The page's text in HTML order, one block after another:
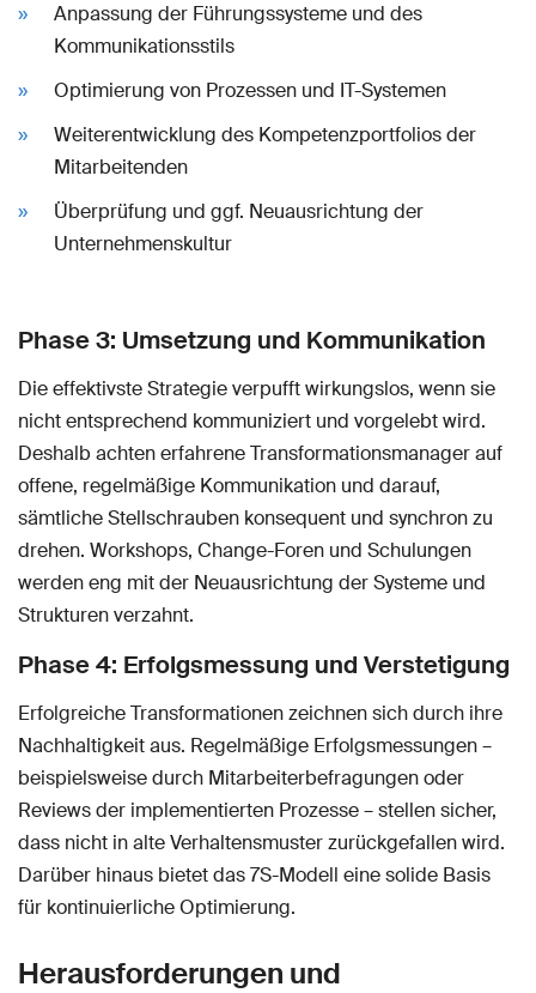
Anpassung der Führungssysteme und des
Kommunikationsstils
Optimierung von Prozessen und IT-Systemen
Weiterentwicklung des Kompetenzportfolios der
Mitarbeitenden
Überprüfung und ggf. Neuausrichtung der
Unternehmenskultur
Phase 3: Umsetzung und Kommunikation
Die effektivste Strategie verpufft wirkungslos, wenn sie
nicht entsprechend kommuniziert und vorgelebt wird.
Deshalb achten erfahrene Transformationsmanager auf
offene, regelmäßige Kommunikation und darauf,
sämtliche Stellschrauben konsequent und synchron zu
drehen. Workshops, Change-Foren und Schulungen
werden eng mit der Neuausrichtung der Systeme und
Strukturen verzahnt.
Phase 4: Erfolgsmessung und Verstetigung
Erfolgreiche Transformationen zeichnen sich durch ihre
Nachhaltigkeit aus. Regelmäßige Erfolgsmessungen –
beispielsweise durch Mitarbeiterbefragungen oder
Reviews der implementierten Prozesse – stellen sicher,
dass nicht in alte Verhaltensmuster zurückgefallen wird.
Darüber hinaus bietet das 7S-Modell eine solide Basis
für kontinuierliche Optimierung.
Herausforderungen und